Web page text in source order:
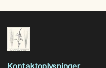
Kontaktoplysninger